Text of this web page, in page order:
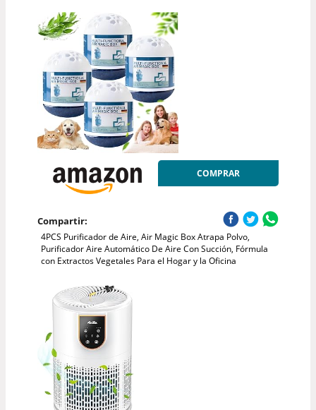
COMPRAR
Compartir:
4PCS Purificador de Aire, Air Magic Box Atrapa Polvo,
Purificador Aire Automático De Aire Con Succión, Fórmula
con Extractos Vegetales Para el Hogar y la Oficina